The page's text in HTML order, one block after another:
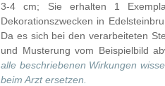
3-4 cm; Sie erhalten 1
Dekorationszwecken in
Da es sich bei den verarbeiteten
und Musterung vom Beispielbild
alle beschriebenen Wirkungen
beim Arzt ersetzen.